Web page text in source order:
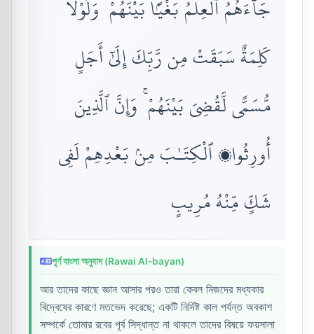
جَآءَهُمُ ٱلْعِلْمُ بَغْيًۢا بَيْنَهُمْ ۚ وَلَوْلَا
كَلِمَةٌ سَبَقَتْ مِن رَّبِّكَ إِلَىٰٓ أَجَلٍ
مُّسَمًّى لَّقُضِىَ بَيْنَهُمْ ۚ وَإِنَّ ٱلَّذِينَ
أُورِثُوا۟ ٱلْكِتَـٰبَ مِنۢ بَعْدِهِمْ لَفِى
شَكٍّ مِّنْهُ مُرِيبٍ
পূর্ণ বাংলা অনুবাদ (Rawai Al-bayan)
আর তাদের কাছে জ্ঞান আসার পরও তারা কেবল নিজদের মধ্যকার
বিদ্বেষের কারণে মতভেদ করেছে; একটি নির্দিষ্ট কাল পর্যন্ত অবকাশ
সম্পর্কে তোমার রবের পূর্ব সিদ্ধান্ত না থাকলে তাদের বিষয়ে ফয়সালা